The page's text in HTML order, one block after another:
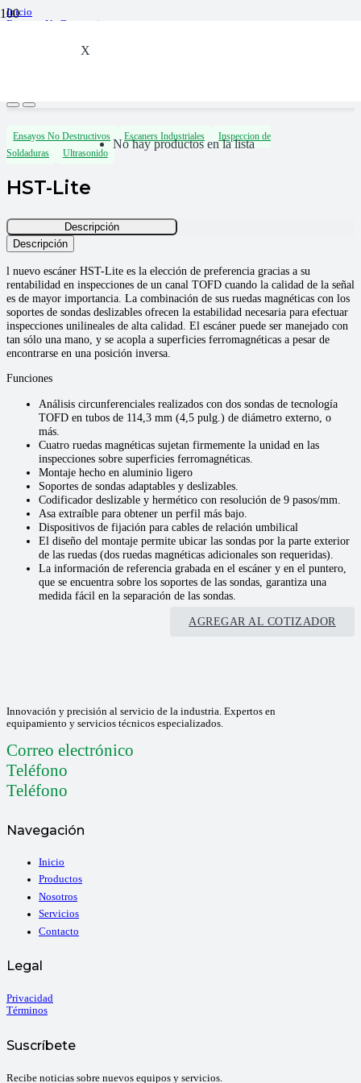
X
No hay productos en la lista
Inicio
Ensayos No Destructivos
Escaners Industriales
Ensayos No Destructivos Escaners Industriales
Inspeccion de
Soldaduras
Ultrasonido
HST-Lite
Descripción
Descripción
l nuevo escáner HST-Lite es la elección de preferencia gracias a su
rentabilidad en inspecciones de un canal TOFD cuando la calidad de la señal
es de mayor importancia. La combinación de sus ruedas magnéticas con los
soportes de sondas deslizables ofrecen la estabilidad necesaria para efectuar
inspecciones unilineales de alta calidad. El escáner puede ser manejado con
tan sólo una mano, y se acopla a superficies ferromagnéticas a pesar de
encontrarse en una posición inversa.
Funciones
Análisis circunferenciales realizados con dos sondas de tecnología
TOFD en tubos de 114,3 mm (4,5 pulg.) de diámetro externo, o
más.
Cuatro ruedas magnéticas sujetan firmemente la unidad en las
inspecciones sobre superficies ferromagnéticas.
Montaje hecho en aluminio ligero
Soportes de sondas adaptables y deslizables.
Codificador deslizable y hermético con resolución de 9 pasos/mm.
Asa extraíble para obtener un perfil más bajo.
Dispositivos de fijación para cables de relación umbilical
El diseño del montaje permite ubicar las sondas por la parte exterior
de las ruedas (dos ruedas magnéticas adicionales son requeridas).
La información de referencia grabada en el escáner y en el puntero,
que se encuentra sobre los soportes de las sondas, garantiza una
medida fácil en la separación de las sondas.
AGREGAR AL COTIZADOR
Innovación y precisión al servicio de la industria. Expertos en
equipamiento y servicios técnicos especializados.
Correo electrónico
Teléfono
Teléfono
Navegación
Inicio
Productos
Nosotros
Servicios
Contacto
Legal
Privacidad
Términos
Suscríbete
Recibe noticias sobre nuevos equipos y servicios.